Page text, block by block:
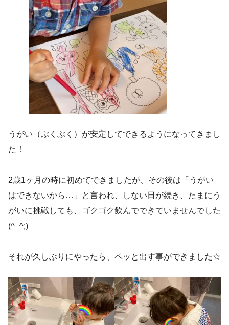
うがい（ぶくぶく）が安定してできるようになってきまし
た！
2歳1ヶ月の時に初めてできましたが、その後は「うがい
はできないから…」と言われ、しない日が続き、たまにう
がいに挑戦しても、ゴクゴク飲んでできていませんでした
(^_^;)
それが久しぶりにやったら、ペッと出す事ができました☆